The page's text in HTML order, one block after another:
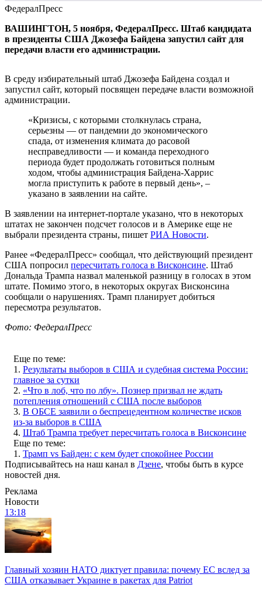
ФедералПресс
ВАШИНГТОН, 5 ноября, ФедералПресс. Штаб кандидата
в президенты США Джозефа Байдена запустил сайт для
передачи власти его администрации.
В среду избирательный штаб Джозефа Байдена создал и
запустил сайт, который посвящен передаче власти возможной
администрации.
«Кризисы, с которыми столкнулась страна,
серьезны — от пандемии до экономического
спада, от изменения климата до расовой
несправедливости — и команда переходного
периода будет продолжать готовиться полным
ходом, чтобы администрация Байдена-Харрис
могла приступить к работе в первый день», –
указано в заявлении на сайте.
В заявлении на интернет-портале указано, что в некоторых
штатах не закончен подсчет голосов и в Америке еще не
выбрали президента страны, пишет РИА Новости.
Ранее «ФедералПресс» сообщал, что действующий президент
США попросил пересчитать голоса в Висконсине. Штаб
Дональда Трампа назвал маленькой разницу в голосах в этом
штате. Помимо этого, в некоторых округах Висконсина
сообщали о нарушениях. Трамп планирует добиться
пересмотра результатов.
Фото: ФедералПресс
Еще по теме:
1. Результаты выборов в США и судебная система России:
главное за сутки
2. «Что в лоб, что по лбу». Познер призвал не ждать
потепления отношений с США после выборов
3. В ОБСЕ заявили о беспрецедентном количестве исков
из-за выборов в США
4. Штаб Трампа требует пересчитать голоса в Висконсине
Еще по теме:
1. Трамп vs Байден: с кем будет спокойнее России
Подписывайтесь на наш канал в Дзене, чтобы быть в курсе
новостей дня.
Реклама
Новости
13:18
Главный хозяин НАТО диктует правила: почему ЕС вслед за
США отказывает Украине в ракетах для Patriot